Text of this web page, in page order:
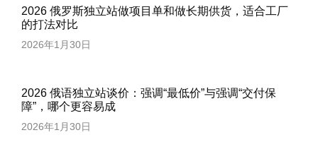
2026 俄罗斯独立站做项目单和做长期供货，适合工厂
的打法对比
2026年1月30日
2026 俄语独立站谈价：强调“最低价”与强调“交付保
障”，哪个更容易成
2026年1月30日